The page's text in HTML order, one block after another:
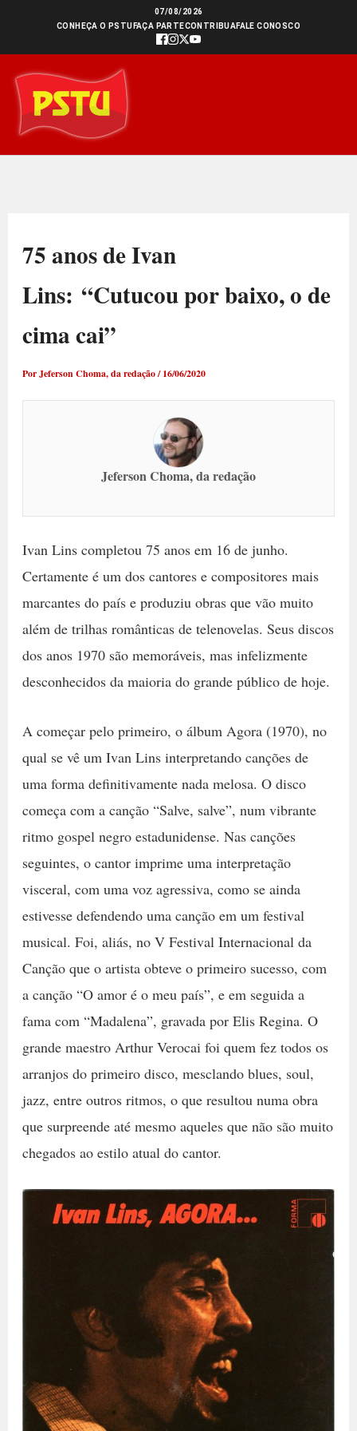
conteúdo
07/08/2026
CONHEÇA O PSTU FAÇA PARTECONTRIBUAFALE CONOSCO
75 anos de Ivan
Lins: “Cutucou por baixo, o de
cima cai”
PorJeferson Choma, da redação/16/06/2020
Jeferson Choma, da redação
Ivan Lins completou 75 anos em 16 de junho.
Certamente é um dos cantores e compositores mais
marcantes do país e produziu obras que vão muito
além de trilhas românticas de telenovelas. Seus discos
dos anos 1970 são memoráveis, mas infelizmente
desconhecidos da maioria do grande público de hoje.
A começar pelo primeiro, o álbum Agora (1970), no
qual se vê um Ivan Lins interpretando canções de
uma forma definitivamente nada melosa. O disco
começa com a canção “Salve, salve”, num vibrante
ritmo gospel negro estadunidense. Nas canções
seguintes, o cantor imprime uma interpretação
visceral, com uma voz agressiva, como se ainda
estivesse defendendo uma canção em um festival
musical. Foi, aliás, no V Festival Internacional da
Canção que o artista obteve o primeiro sucesso, com
a canção “O amor é o meu país”, e em seguida a
fama com “Madalena”, gravada por Elis Regina. O
grande maestro Arthur Verocai foi quem fez todos os
arranjos do primeiro disco, mesclando blues, soul,
jazz, entre outros ritmos, o que resultou numa obra
que surpreende até mesmo aqueles que não são muito
chegados ao estilo atual do cantor.